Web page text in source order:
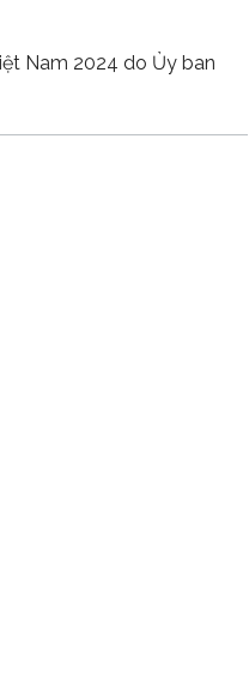
Nam 2024 do Ủy ban